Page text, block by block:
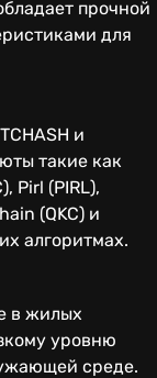
прочной
для
и
такие как
Pirl (PIRL),
(QKC) и
алгоритмах.
в жилых
уровню
среде.